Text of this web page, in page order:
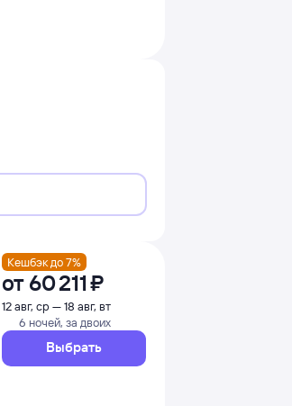
Кешбэк до 7%
от 60 ⁠211 ⁠₽
12 авг, ср — 18 авг, вт
6 ночей, за двоих
Выбрать